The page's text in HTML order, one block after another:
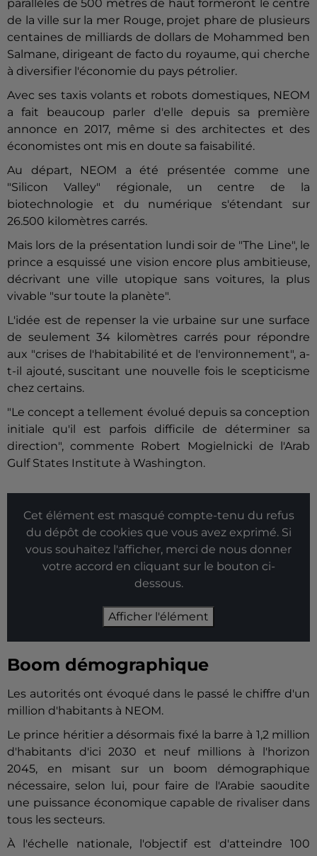
parallèles de 500 mètres de haut formeront le centre
de la ville sur la mer Rouge, projet phare de plusieurs
centaines de milliards de dollars de Mohammed ben
Salmane, dirigeant de facto du royaume, qui cherche
à diversifier l'économie du pays pétrolier.
Avec ses taxis volants et robots domestiques, NEOM
a fait beaucoup parler d'elle depuis sa première
annonce en 2017, même si des architectes et des
économistes ont mis en doute sa faisabilité.
Au départ, NEOM a été présentée comme une
"Silicon Valley" régionale, un centre de la
biotechnologie et du numérique s'étendant sur
26.500 kilomètres carrés.
Mais lors de la présentation lundi soir de "The Line", le
prince a esquissé une vision encore plus ambitieuse,
décrivant une ville utopique sans voitures, la plus
vivable "sur toute la planète".
L'idée est de repenser la vie urbaine sur une surface
de seulement 34 kilomètres carrés pour répondre
aux "crises de l'habitabilité et de l'environnement", a-
t-il ajouté, suscitant une nouvelle fois le scepticisme
chez certains.
"Le concept a tellement évolué depuis sa conception
initiale qu'il est parfois difficile de déterminer sa
direction", commente Robert Mogielnicki de l'Arab
Gulf States Institute à Washington.
Cet élément est masqué compte-tenu du refus
du dépôt de cookies que vous avez exprimé. Si
vous souhaitez l'afficher, merci de nous donner
votre accord en cliquant sur le bouton ci-
dessous.
Afficher l'élément
Boom démographique
Les autorités ont évoqué dans le passé le chiffre d'un
million d'habitants à NEOM.
Le prince héritier a désormais fixé la barre à 1,2 million
d'habitants d'ici 2030 et neuf millions à l'horizon
2045, en misant sur un boom démographique
nécessaire, selon lui, pour faire de l'Arabie saoudite
une puissance économique capable de rivaliser dans
tous les secteurs.
À l'échelle nationale, l'objectif est d'atteindre 100